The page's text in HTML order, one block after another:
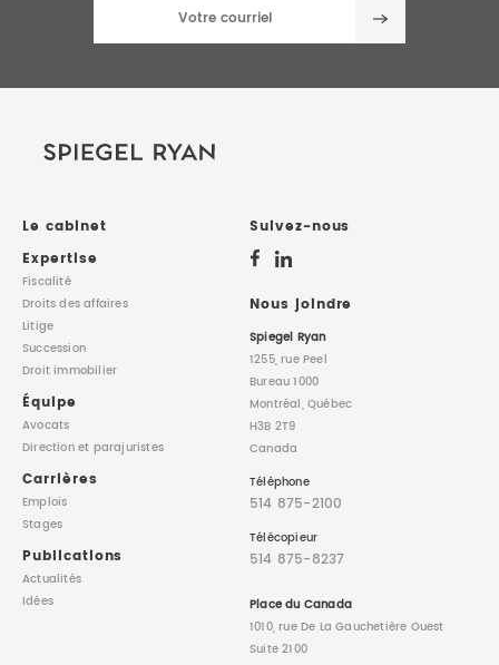
Le cabinet
Expertise
Fiscalité
Droits des affaires
Litige
Succession
Droit immobilier
Équipe
Avocats
Directionet parajuristes
Carrières
Emplois
Stages
Publications
Actualités
Idées
Suivez-nous
Nous joindre
Spiegel Ryan
1255, rue Peel
Bureau 1000
Montréal, Québec
H3B 2T9
Canada
Téléphone
514 875-2100
Télécopieur
514 875-8237
Place du Canada
1010, rue De La Gauchetière Ouest
Suite 2100